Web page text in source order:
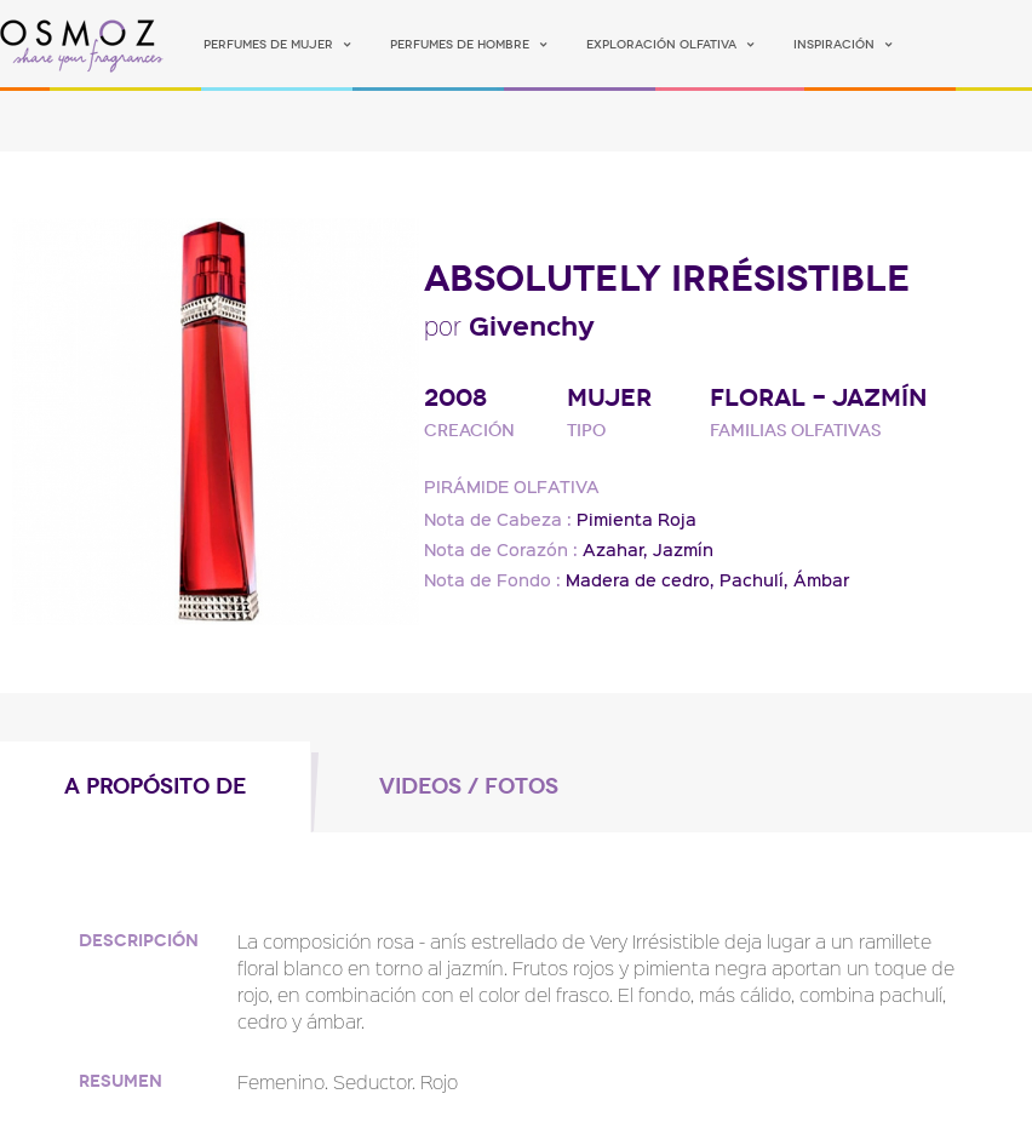
Perfumes de mujer Perfumes de hombre Exploración olfativa Inspiración
ABSOLUTELY IRRÉSISTIBLE
por Givenchy
2008
Creación
MUJER
Tipo
FLORAL - JAZMÍN
Familias olfativas
PIRÁMIDE OLFATIVA
Nota de Cabeza : Pimienta Roja
Nota de Corazón : Azahar, Jazmín
Nota de Fondo : Madera de cedro, Pachulí, Ámbar
A PROPÓSITO DE VIDEOS / FOTOS
Descripción
La composición rosa - anís estrellado de Very Irrésistible deja lugar a un ramillete
floral blanco en torno al jazmín. Frutos rojos y pimienta negra aportan un toque de
rojo, en combinación con el color del frasco. El fondo, más cálido, combina pachulí,
cedro y ámbar.
Resumen Femenino. Seductor. Rojo